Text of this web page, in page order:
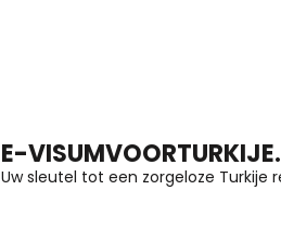
E-
Uw sleutel tot een zorgeloze Turkije